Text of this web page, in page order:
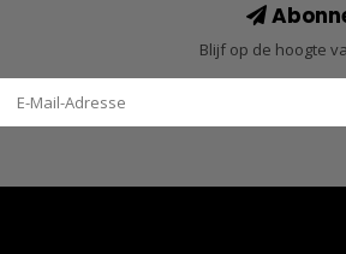
Blijf op de hoogte